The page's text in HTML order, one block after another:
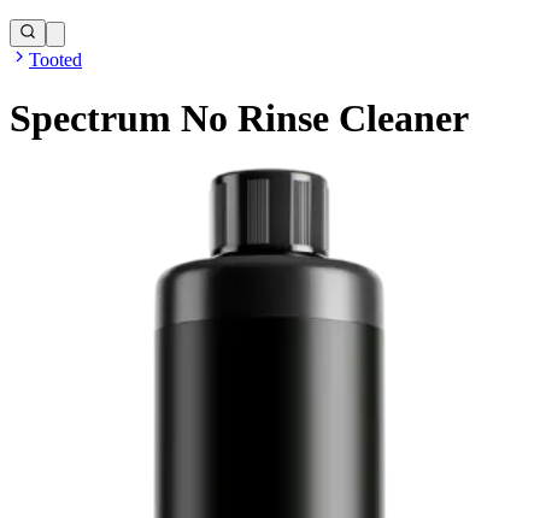
Tooted
Spectrum No Rinse Cleaner